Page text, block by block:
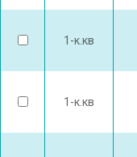
1-к.кв
1-к.кв